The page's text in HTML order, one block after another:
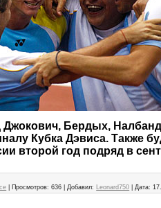
Джокович, Бердых,
Кубка Дэвиса. Также
второй год подряд в
Просмотров: 636 |Добавил: Leonard750 |Дата: